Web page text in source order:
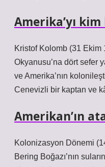
Amerika’yı
Kristof Kolomb (31 Ekim
Okyanusu’na dört sefer
ve Amerika’nın
Cenevizli bir kaptan ve
Amerikan’ın
Kolonizasyon Dönemi
Bering Boğazı’nın